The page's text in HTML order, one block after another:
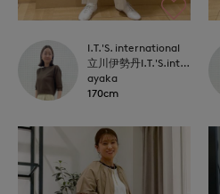
I.T.'S. international
立川伊勢丹I.T.'S.international
ayaka
170cm